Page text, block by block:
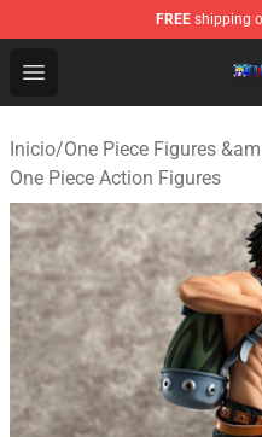
FREE shipping
Open menu
One Piece Store -
Inicio/One Piece Figures
One Piece Action Figures